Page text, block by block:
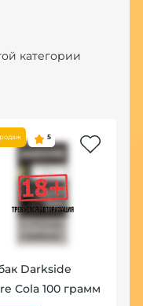
категории
5
Darkside
Cola 100 грамм